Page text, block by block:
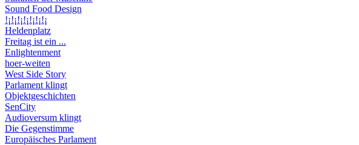
Sound Food Design
!¡!¡!¡!¡!¡!¡!¡
Heldenplatz
Freitag ist ein ...
Enlightenment
hoer-weiten
West Side Story
Parlament klingt
Objektgeschichten
SenCity
Audioversum klingt
Die Gegenstimme
Europäisches Parlament